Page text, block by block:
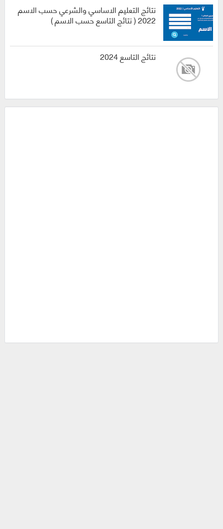
نتائج التعليم الاساسي والشرعي حسب الاسم
2022 ( نتائج التاسع حسب الاسم )
نتائج التاسع 2024